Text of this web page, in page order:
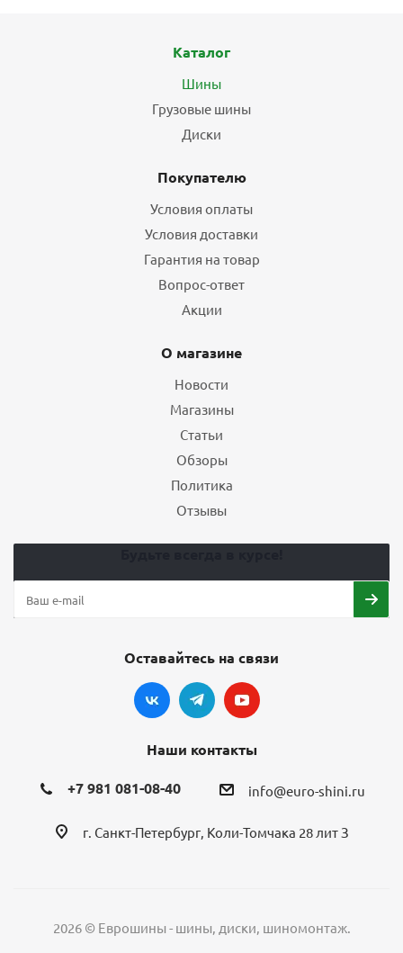
Каталог
Шины
Грузовые шины
Диски
Покупателю
Условия оплаты
Условия доставки
Гарантия на товар
Вопрос-ответ
Акции
О магазине
Новости
Магазины
Статьи
Обзоры
Политика
Отзывы
Оставайтесь на связи
Наши контакты
+7 981 081-08-40 info@euro-shini.ru
г. Санкт-Петербург, Коли-Томчака 28 лит З
2026 © Еврошины - шины, диски, шиномонтаж.